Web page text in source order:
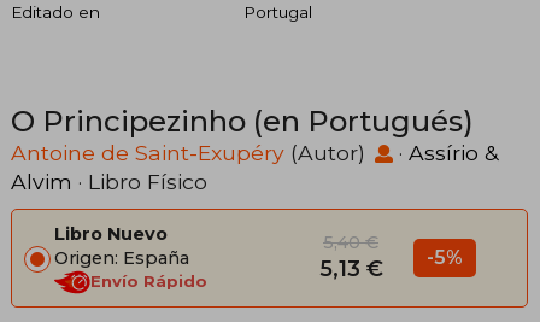
Editado en
Portugal
O Principezinho (en Portugués)
Antoine de Saint-Exupéry (Autor) · Assírio &
Alvim · Libro Físico
Libro Nuevo
Origen: España
Envío Rápido
5,40 €
5,13 € -5%